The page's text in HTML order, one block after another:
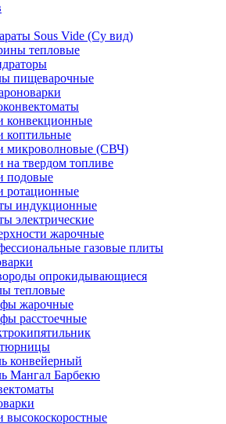
Sous Vide (Су вид)
тепловые
пищеварочные
конвекционные
коптильные
микроволновые (СВЧ)
на твердом топливе
подовые
ротационные
индукционные
электрические
жарочные
газовые плиты
опрокидывающиеся
тепловые
жарочные
расстоечные
конвейерный
Мангал Барбекю
высокоскоростные